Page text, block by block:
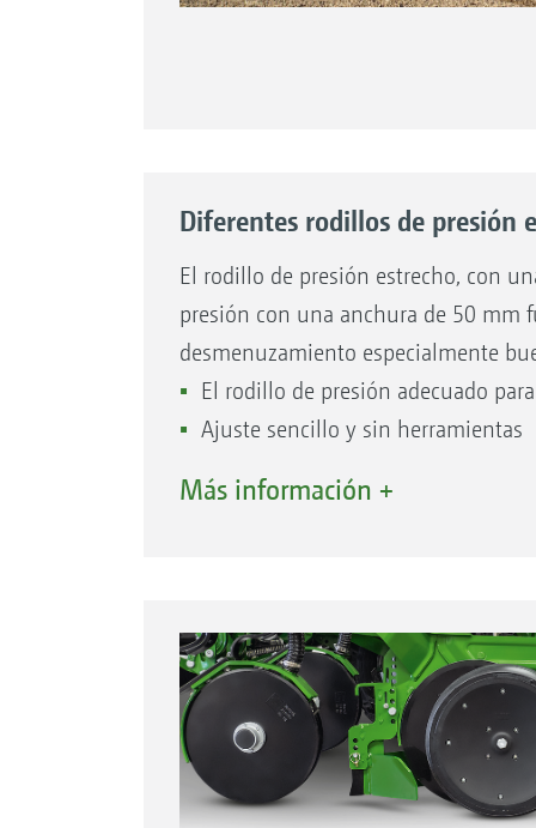
Diferentes rodillos de presión
El rodillo de presión estrecho, con
presión con una anchura de 50 mm
desmenuzamiento especialmente
El rodillo de presión adecuado
Ajuste sencillo y sin herramientas
Más información +